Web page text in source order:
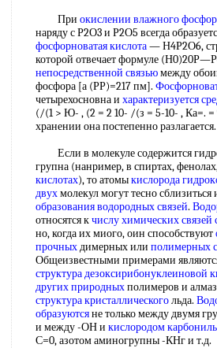
При окислении влажного
наряду с Р2О3 и Р2О5 всегда
фосфорноватая кислота— Н4Р2О6,
которой отвечает формуле
непосредственной связьюмежду
фосфора [а (РР)=217 пм].
четырехосновна и характеризуется
(/(1 > Ю- , (2 = 2 10- /(з = 5-10- , Ка=.
хранении она постепенно разлагается.
Если в молекуле содержится
групна (нанример, в спиртах,
кислотах), то атомыкислорода
двухмолекул могут тесно сблизиться
образования водородных связей.
относятся кчислу химических связей
но, когда их миого, оин способствуют
прочныхдимерных или полимерных
Общеизвестными примерами
структура дезоксирибонуклеиновой
других природныхполимеров и
структура кристаллическогольда.
образуютсяне только между двумя
и между -ОН и кислородом
С=0, азотом аминогрупны -КНг и т.д.